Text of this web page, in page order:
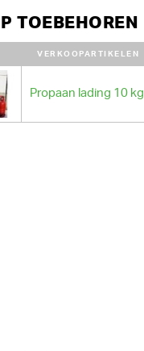
TOEBEHOREN
VERKOOPARTIKELEN
Propaan lading 10 kg